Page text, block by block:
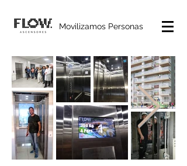
Movilizamos Personas